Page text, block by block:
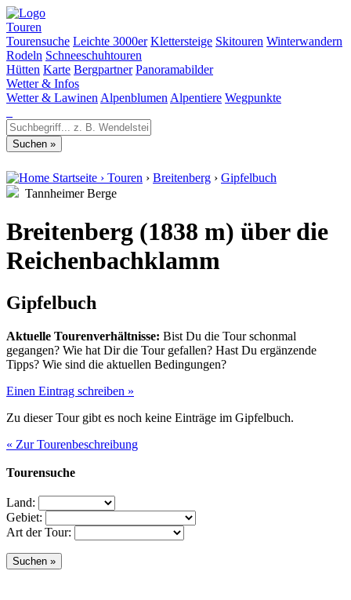
Touren
Tourensuche Leichte 3000er Klettersteige Skitouren Winterwandern
Rodeln Schneeschuhtouren
Hütten Karte Bergpartner Panoramabilder
Wetter & Infos
Wetter & Lawinen Alpenblumen Alpentiere Wegpunkte
Startseite › Touren › Breitenberg › Gipfelbuch
Tannheimer Berge
Breitenberg (1838 m) über die
Reichenbachklamm
Gipfelbuch
Aktuelle Tourenverhältnisse: Bist Du die Tour schonmal
gegangen? Wie hat Dir die Tour gefallen? Hast Du ergänzende
Tipps? Wie sind die aktuellen Bedingungen?
Einen Eintrag schreiben »
Zu dieser Tour gibt es noch keine Einträge im Gipfelbuch.
« Zur Tourenbeschreibung
Tourensuche
Land:
Gebiet:
Art der Tour: